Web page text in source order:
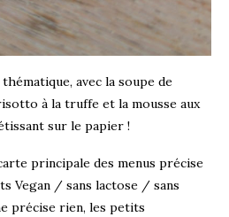
avec la soupe de
à la truffe et la mousse aux
sur le papier !
principale des menus précise
Vegan / sans lactose / sans
précise rien, les petits